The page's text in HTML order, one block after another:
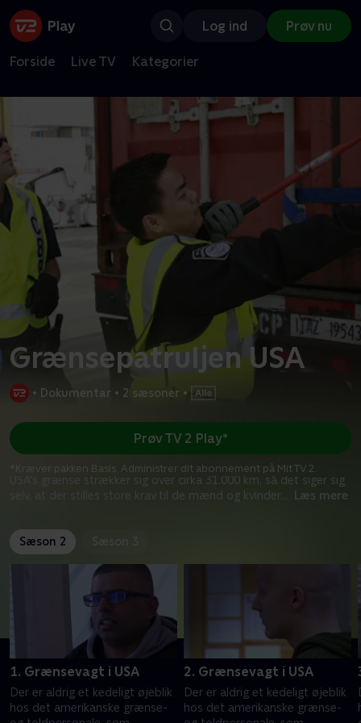
Log ind Prøv nu
Forside Live TV Kategorier
Grænsepatruljen USA
• Dokumentar • 2 sæsoner •
USA's grænse strækker sig over cirka 31.000 km, så det siger sig
selv, at der stilles store krav til de mænd og kvinder... Læs mere
Prøv TV 2 Play*
*Kræver pakken Basis. Administrer dit abonnement på Mit TV 2.
Sæson 2 Sæson 3
1. Grænsevagt i USA
Der er aldrig et kedeligt øjeblik
hos det amerikanske grænse-
2. Grænsevagt i USA
Der er aldrig et kedeligt øjeblik
hos det amerikanske grænse-